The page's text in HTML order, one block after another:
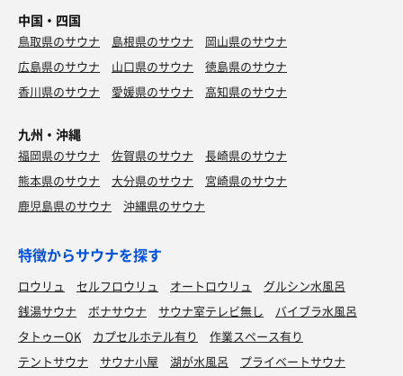
中国・四国
鳥取県のサウナ 島根県のサウナ
岡山県のサウナ
広島県のサウナ
山口県のサウナ
徳島県のサウナ
香川県のサウナ
愛媛県のサウナ 高知県のサウナ
九州・沖縄
福岡県のサウナ 佐賀県のサウナ
長崎県のサウナ
熊本県のサウナ
大分県のサウナ
宮崎県のサウナ
鹿児島県のサウナ
沖縄県のサウナ
特徴からサウナを探す
ロウリュ セルフロウリュ オートロウリュ
グルシン水風呂
銭湯サウナ
ボナサウナ サウナ室テレビ無し
バイブラ水風呂
タトゥーOK
カプセルホテル有り
作業スペース有り
テントサウナ
サウナ小屋 湖が水風呂 プライベートサウナ